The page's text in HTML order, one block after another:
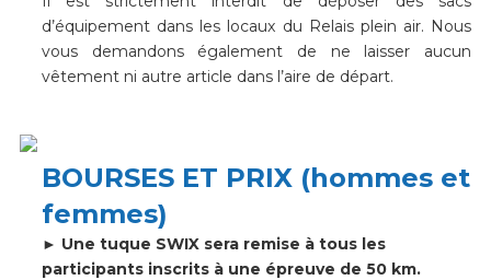
d’équipement dans les locaux du Relais plein air. Nous
vous demandons également de ne laisser aucun
vêtement ni autre article dans l’aire de départ.
BOURSES ET PRIX (hommes et
femmes)
► Une tuque SWIX sera remise à tous les
participants inscrits à une épreuve de 50 km.